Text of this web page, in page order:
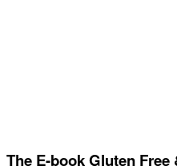
The E-book Gluten Free